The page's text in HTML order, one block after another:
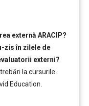
externă ARACIP?
zis în zilele de
externi?
la cursurile
Education.